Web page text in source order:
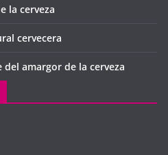
la cerveza
cervecera
amargor de la cerveza